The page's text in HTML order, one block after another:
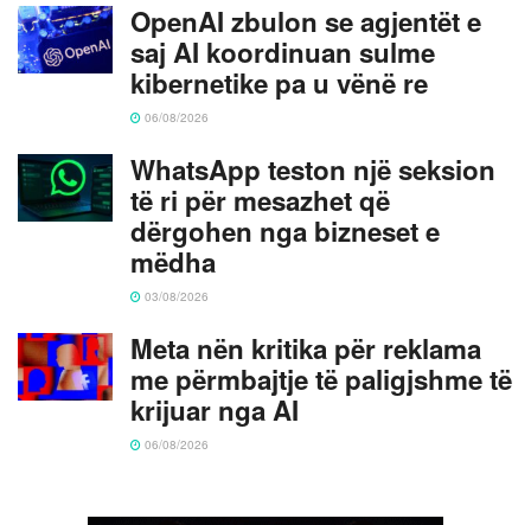
OpenAI zbulon se agjentët e
saj AI koordinuan sulme
kibernetike pa u vënë re
06/08/2026
WhatsApp teston një seksion
të ri për mesazhet që
dërgohen nga bizneset e
mëdha
03/08/2026
Meta nën kritika për reklama
me përmbajtje të paligjshme të
krijuar nga AI
06/08/2026